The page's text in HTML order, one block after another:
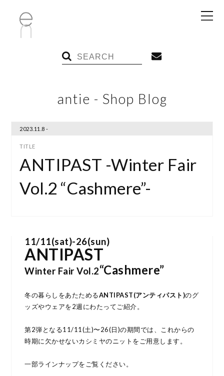
antie - Shop Blog
2023.11.8 -
ANTIPAST -Winter Fair
Vol.2 “Cashmere”-
11/11(sat)-26(sun)
ANTIPAST
Winter Fair Vol.2“Cashmere”
冬の暮らしをあたためるANTIPAST(アンティパスト)のグ
ッズやウェアを2週にわたってご紹介。
第2弾となる11/11(土)〜26(日)の期間では、これからの
時期に欠かせないカシミヤのニットをご用意します。
一部ラインナップをご覧ください。